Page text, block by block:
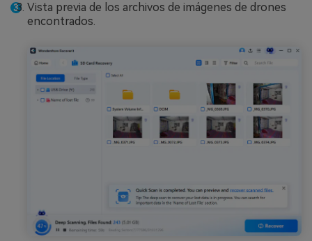
Vista previa de los archivos de imágenes de drones
encontrados.